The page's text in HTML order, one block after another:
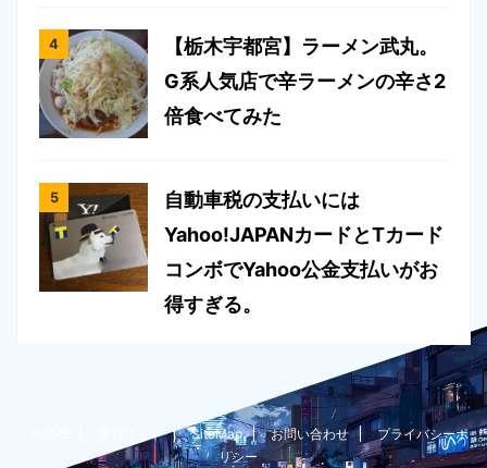
【栃木宇都宮】ラーメン武丸。
G系人気店で辛ラーメンの辛さ2
倍食べてみた
自動車税の支払いには
Yahoo!JAPANカードとTカード
コンボでYahoo公金支払いがお
得すぎる。
運営サイト SiteMap お問い合わせ
プライバシーポ
リシー